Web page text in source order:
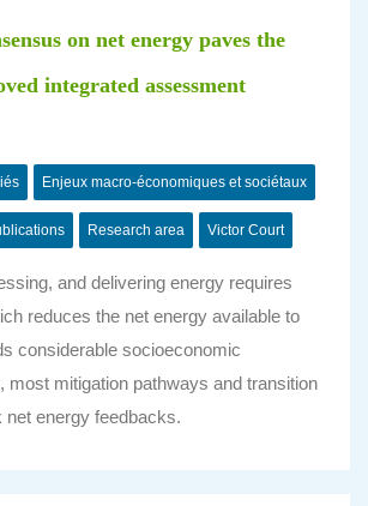
on net energy paves the
integrated assessment
Enjeux macro-économiques et sociétaux
Research area Victor Court
and delivering energy requires
reduces the net energy available to
considerable socioeconomic
most mitigation pathways and transition
net energy feedbacks.